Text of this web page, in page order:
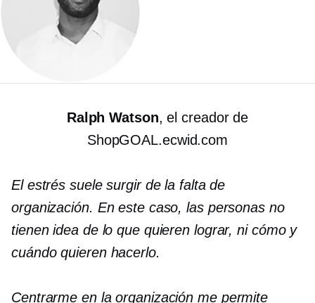
Ralph Watson, el creador de
ShopGOAL.ecwid.com
El estrés suele surgir de la falta de
organización. En este caso, las personas no
tienen idea de lo que quieren lograr, ni cómo y
cuándo quieren hacerlo.
Centrarme en la organización me permite